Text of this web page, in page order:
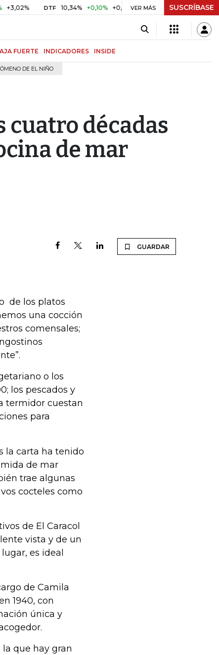
DTF 10,34% +0,10% +0,98% UVR $ 416,81 +$ 0,05 +0,01%
VER MÁS SUSCRÍBASE
FUERTE INDICADORES INSIDE
DE EL NIÑO
cuatro décadas
de mar
GUARDAR
de los platos
una cocción
comensales;
o los
los pescados y
termidor cuestan
para
la carta ha tenido
de mar
trae algunas
cocteles como
de El Caracol
vista y de un
es ideal
de Camila
1940, con
única y
que hay gran